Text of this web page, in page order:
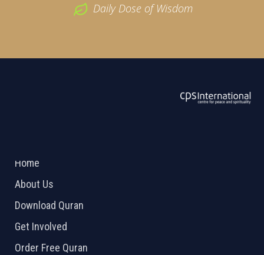
Daily Dose of Wisdom
Home
About Us
Download Quran
Get Involved
Order Free Quran